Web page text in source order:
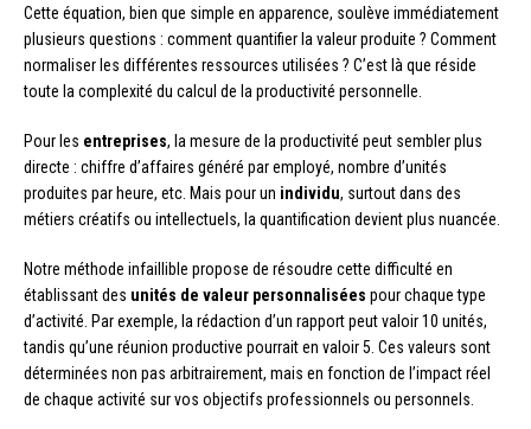
Cette équation, bien que simple en apparence, soulève immédiatement
plusieurs questions : comment quantifier la valeur produite ? Comment
normaliser les différentes ressources utilisées ? C’est là que réside
toute la complexité du calcul de la productivité personnelle.
Pour les entreprises, la mesure de la productivité peut sembler plus
directe : chiffre d’affaires généré par employé, nombre d’unités
produites par heure, etc. Mais pour un individu, surtout dans des
métiers créatifs ou intellectuels, la quantification devient plus nuancée.
Notre méthode infaillible propose de résoudre cette difficulté en
établissant des unités de valeur personnalisées pour chaque type
d’activité. Par exemple, la rédaction d’un rapport peut valoir 10 unités,
tandis qu’une réunion productive pourrait en valoir 5. Ces valeurs sont
déterminées non pas arbitrairement, mais en fonction de l’impact réel
de chaque activité sur vos objectifs professionnels ou personnels.